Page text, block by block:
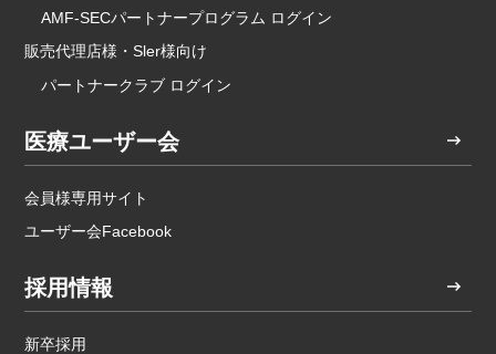
AMF-SECパートナープログラム ログイン
販売代理店様・Sler様向け
パートナークラブ ログイン
医療ユーザー会
会員様専用サイト
ユーザー会Facebook
採用情報
新卒採用